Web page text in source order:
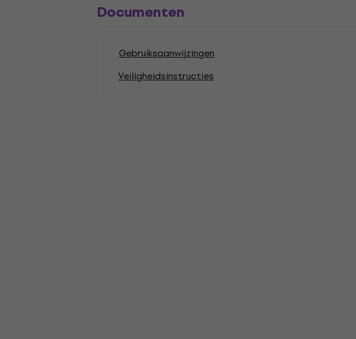
Documenten
Gebruiksaanwijzingen
Veiligheidsinstructies